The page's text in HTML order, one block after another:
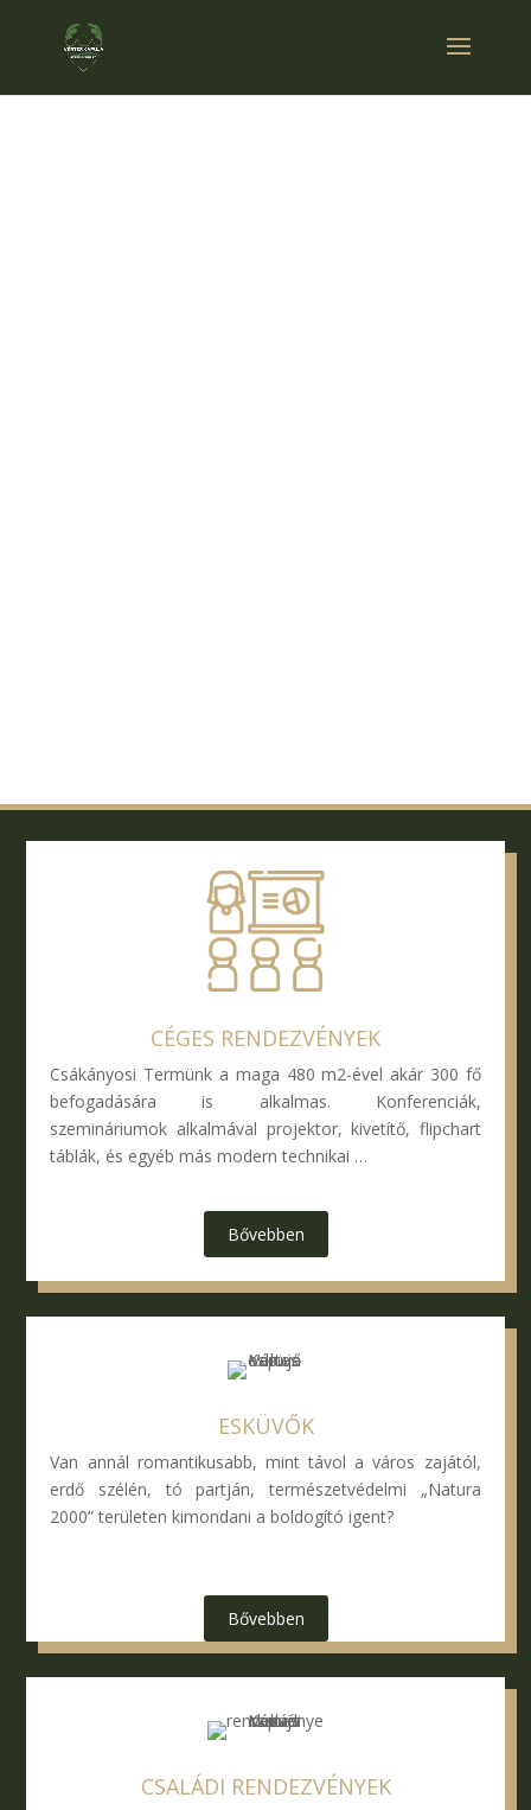
CÉGES RENDEZVÉNYEK
Csákányosi Termünk a maga 480 m2-ével akár 300 fő
befogadására is alkalmas. Konferenciák,
szemináriumok alkalmával projektor, kivetítő, flipchart
táblák, és egyéb más modern technikai …
Bővebben
ESKÜVŐK
Van annál romantikusabb, mint távol a város zajától,
erdő szélén, tó partján, természetvédelmi „Natura
2000” területen kimondani a boldogító igent?
Bővebben
CSALÁDI RENDEZVÉNYEK